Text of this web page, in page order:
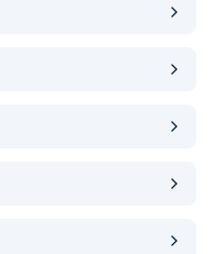
психики. Платеж
превратив траты